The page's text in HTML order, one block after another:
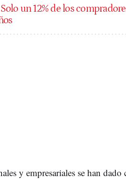
Solo un 12% de los
y empresariales se han dado